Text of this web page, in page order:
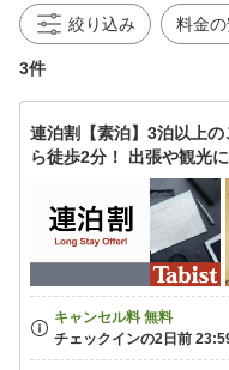
絞り込み
3件
連泊割【素泊】3泊以上
ら徒歩2分！ 出張や観光